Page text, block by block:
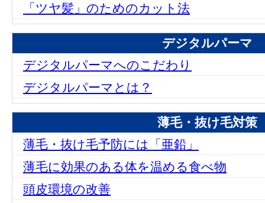
「ツヤ髪」のためのカット法
デジタルパーマ
デジタルパーマへのこだわり
デジタルパーマとは？
薄毛・抜け毛対策
薄毛・抜け毛予防には「亜鉛」
薄毛に効果のある体を温める食べ物
頭皮環境の改善